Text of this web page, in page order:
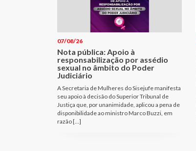
07/08/26
Nota pública: Apoio à
responsabilização por assédio
sexual no âmbito do Poder
Judiciário
A Secretaria de Mulheres do Sisejufe manifesta
seu apoio à decisão do Superior Tribunal de
Justiça que, por unanimidade, aplicou a pena de
disponibilidade ao ministro Marco Buzzi, em
razão […]